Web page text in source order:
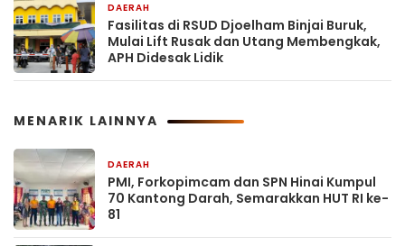
DAERAH
Fasilitas di RSUD Djoelham Binjai Buruk,
Mulai Lift Rusak dan Utang Membengkak,
APH Didesak Lidik
MENARIK LAINNYA
DAERAH
PMI, Forkopimcam dan SPN Hinai Kumpul
70 Kantong Darah, Semarakkan HUT RI ke-
81